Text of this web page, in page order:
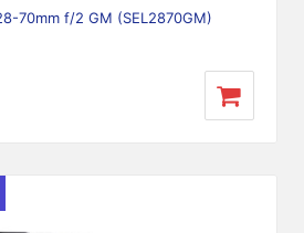
70mm f/2 GM (SEL2870GM)